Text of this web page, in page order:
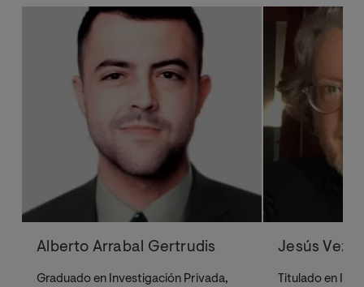
Alberto Arrabal Gertrudis
Graduado en Investigación Privada,
Jesús Vez
Titulado en